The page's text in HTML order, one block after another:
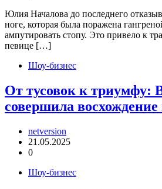
Юлия Началова до последнего
ноге, которая была поражена
ампутировать стопу. Это привело к
певице […]
Шоу-бизнес
От тусовок к триумфу:
совершила восхождение
netversion
21.05.2025
0
Шоу-бизнес